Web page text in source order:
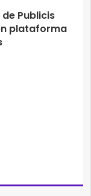
Publicis
plataforma